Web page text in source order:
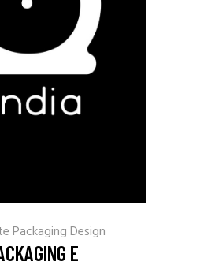
Packaging Design
E